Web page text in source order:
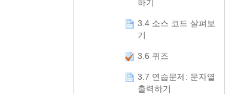
하기
3.4 소스 코드 살펴보
기
3.6 퀴즈
3.7 연습문제: 문자열
출력하기